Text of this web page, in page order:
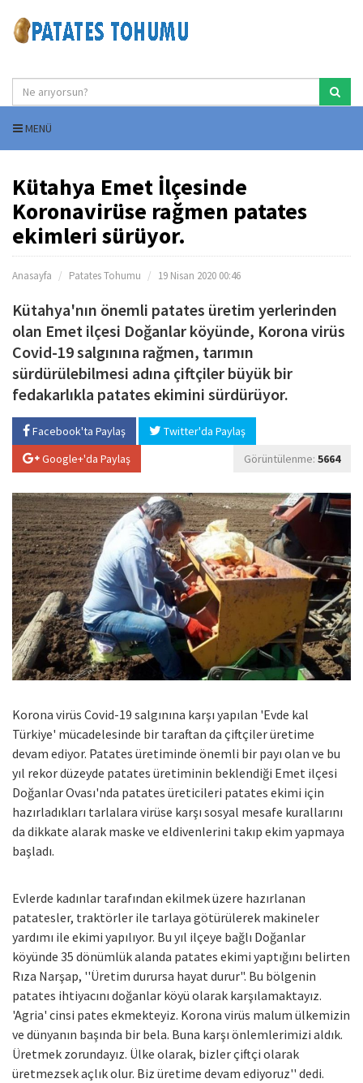
MENÜ
Kütahya Emet İlçesinde
Koronavirüse rağmen patates
ekimleri sürüyor.
Anasayfa Patates Tohumu 19 Nisan 2020 00:46
Kütahya'nın önemli patates üretim yerlerinden
olan Emet ilçesi Doğanlar köyünde, Korona virüs
Covid-19 salgınına rağmen, tarımın
sürdürülebilmesi adına çiftçiler büyük bir
fedakarlıkla patates ekimini sürdürüyor.
Facebook'ta Paylaş
Twitter'da Paylaş
Google+'da Paylaş
Görüntülenme: 5664
Korona virüs Covid-19 salgınına karşı yapılan 'Evde kal
Türkiye' mücadelesinde bir taraftan da çiftçiler üretime
devam ediyor. Patates üretiminde önemli bir payı olan ve bu
yıl rekor düzeyde patates üretiminin beklendiği Emet ilçesi
Doğanlar Ovası'nda patates üreticileri patates ekimi için
hazırladıkları tarlalara virüse karşı sosyal mesafe kurallarını
da dikkate alarak maske ve eldivenlerini takıp ekim yapmaya
başladı.
Evlerde kadınlar tarafından ekilmek üzere hazırlanan
patatesler, traktörler ile tarlaya götürülerek makineler
yardımı ile ekimi yapılıyor. Bu yıl ilçeye bağlı Doğanlar
köyünde 35 dönümlük alanda patates ekimi yaptığını belirten
Rıza Narşap, ''Üretim durursa hayat durur". Bu bölgenin
patates ihtiyacını doğanlar köyü olarak karşılamaktayız.
'Agria' cinsi pates ekmekteyiz. Korona virüs malum ülkemizin
ve dünyanın başında bir bela. Buna karşı önlemlerimizi aldık.
Üretmek zorundayız. Ülke olarak, bizler çiftçi olarak
üretmezsek açlık olur. Biz üretime devam ediyoruz'' dedi.